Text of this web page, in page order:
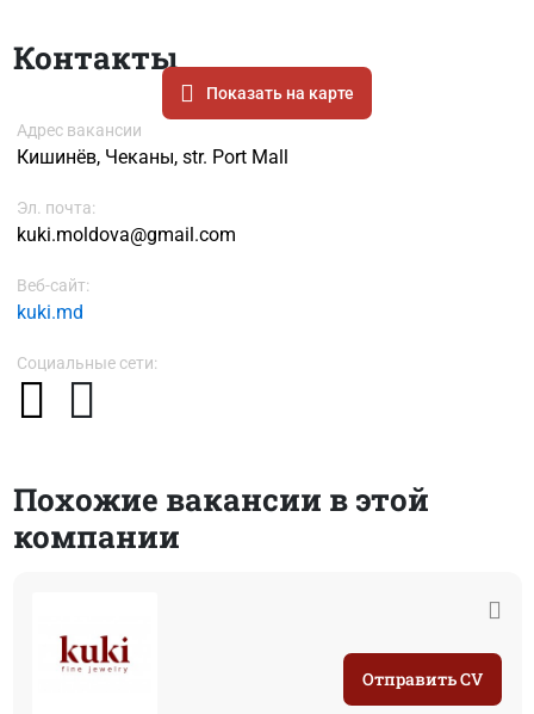
Контакты
Показать на карте
Адрес вакансии
Кишинёв, Чеканы, str. Port Mall
Эл. почта:
kuki.moldova@gmail.com
Веб-сайт:
kuki.md
Социальные сети:
Похожие вакансии в этой
компании
Отправить CV